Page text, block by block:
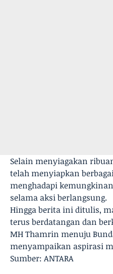
Selain menyiagakan
telah menyiapkan
menghadapi
selama aksi berlangsung.
Hingga berita ini ditulis,
terus berdatangan dan
MH Thamrin menuju
menyampaikan aspirasi
Sumber: ANTARA